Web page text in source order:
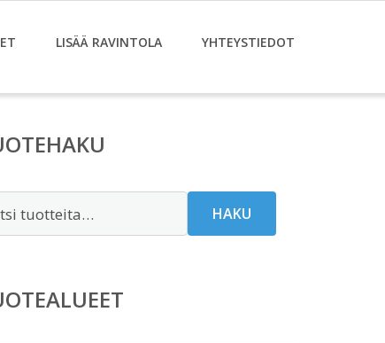
LISÄÄ RAVINTOLA YHTEYSTIEDOT
HAKU